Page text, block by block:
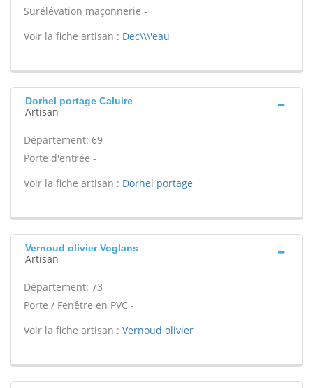
Surélévation maçonnerie -
Voir la fiche artisan : Dec\\\'eau
Dorhel portage Caluire
Artisan
Département: 69
Porte d'entrée -
Voir la fiche artisan : Dorhel portage
Vernoud olivier Voglans
Artisan
Département: 73
Porte / Fenêtre en PVC -
Voir la fiche artisan : Vernoud olivier